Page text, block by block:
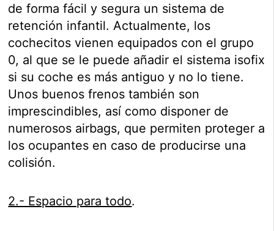
de forma fácil y segura un sistema de
retención infantil. Actualmente, los
cochecitos vienen equipados con el grupo
0, al que se le puede añadir el sistema isofix
si su coche es más antiguo y no lo tiene.
Unos buenos frenos también son
imprescindibles, así como disponer de
numerosos airbags, que permiten proteger a
los ocupantes en caso de producirse una
colisión.
2.- Espacio para todo.